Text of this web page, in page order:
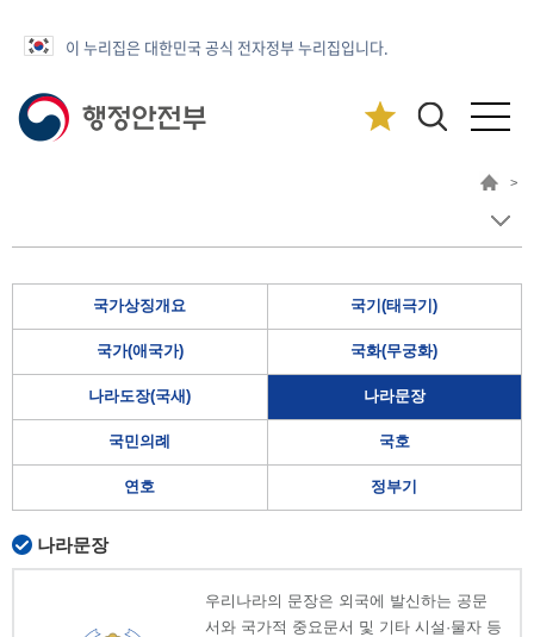
이 누리집은 대한민국 공식 전자정부 누리집입니다.
>
국가상징개요 국기(태극기)
국가(애국가) 국화(무궁화)
나라도장(국새) 나라문장
국민의례 국호
연호 정부기
나라문장
우리나라의 문장은 외국에 발신하는 공문
서와 국가적 중요문서 및 기타 시설·물자 등